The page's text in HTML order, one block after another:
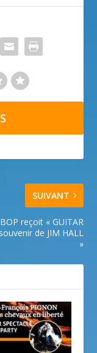
SUIVANT
reçoit « GUITAR
de JIM HALL
»